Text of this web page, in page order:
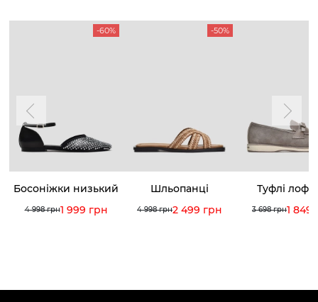
-60%
Босоніжки низький
4 998 грн1 999 грн
-50%
Шльопанці
4 998 грн2 499 грн
Туфлі
3 698 грн1 849